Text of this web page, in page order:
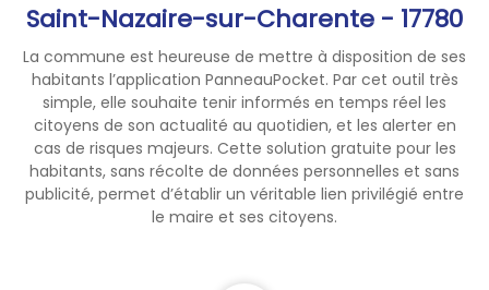
Saint-Nazaire-sur-Charente - 17780
La commune est heureuse de mettre à disposition de ses
habitants l’application PanneauPocket. Par cet outil très
simple, elle souhaite tenir informés en temps réel les
citoyens de son actualité au quotidien, et les alerter en
cas de risques majeurs. Cette solution gratuite pour les
habitants, sans récolte de données personnelles et sans
publicité, permet d’établir un véritable lien privilégié entre
le maire et ses citoyens.
recensement ?
Rendez-vous à la mairie avec
une pièce d’identité, un livret
de famille et un justificatif de
domicile
N’attendez pas, préparez